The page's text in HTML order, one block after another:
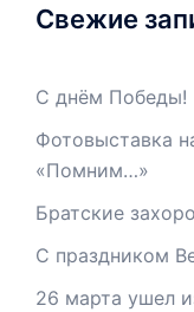
Свежие
С днём Победы!
Фотовыставка
«Помним…»
Братские
С праздником
26 марта ушел